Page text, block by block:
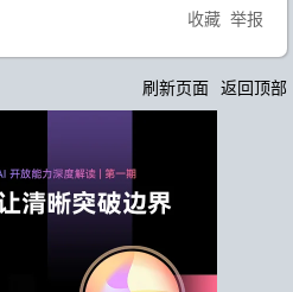
收藏 举报
刷新页面 返回顶部